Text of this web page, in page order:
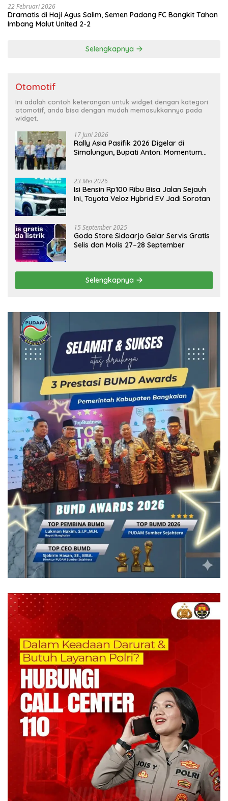
22 Februari 2026
Dramatis di Haji Agus Salim, Semen Padang FC Bangkit Tahan
Imbang Malut United 2-2
Selengkapnya
Otomotif
Ini adalah contoh keterangan untuk widget dengan kategori
otomotif, anda bisa dengan mudah memasukkannya pada
widget.
17 Juni 2026
Rally Asia Pasifik 2026 Digelar di
Simalungun, Bupati Anton: Momentum
23 Mei 2026
Isi Bensin Rp100 Ribu Bisa Jalan Sejauh
Ini, Toyota Veloz Hybrid EV Jadi Sorotan
15 September 2025
Goda Store Sidoarjo Gelar Servis Gratis
Selis dan Molis 27–28 September
Selengkapnya